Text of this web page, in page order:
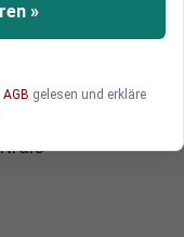
und
Doch
bereit,
»
AGB gelesen und erkläre